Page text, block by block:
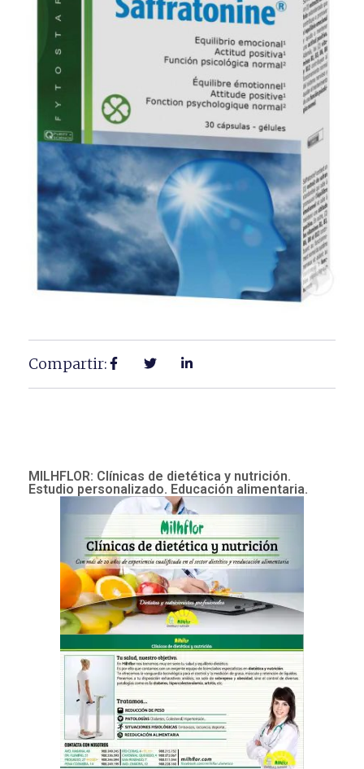
Compartir:
MILHFLOR: Clínicas de dietética y nutrición.
Estudio personalizado. Educación alimentaria.